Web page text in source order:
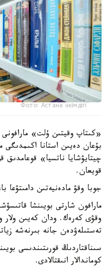
Фото: Астана әкімдігі
«كىتاپ وقيتىن ۇلت» مارافونى
بۇعان دەيىن استانا
چيتايۋشايا ناتسيا» قوعامدىق
قويعان.
جوبا وقۋ مادەنيەتىن دامىتۋعا
وقۋى كەرەك. ودان كەيىن ولار
تەستىلەۋدەن جانە بىرنەشە
سىناقتاردىڭ قورىتىندىسى
كوماندالار انىقتالادى.